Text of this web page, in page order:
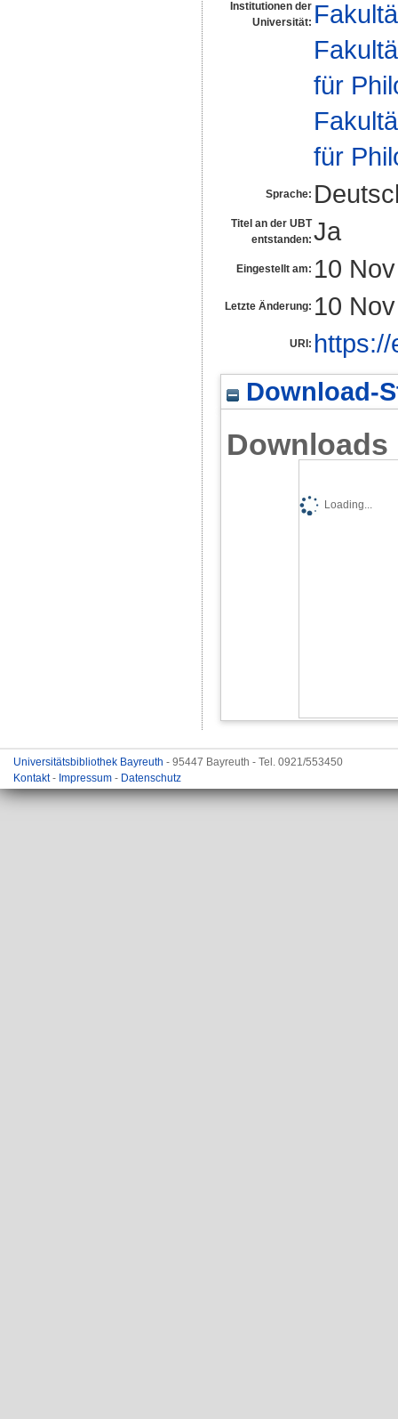
Institutionen der
Universität:
für
für
Sprache:
Titel an der UBT
entstanden: Ja
Eingestellt am: 10
Letzte Änderung: 10
URI:
Download-
Downloads
Loading...
Universitätsbibliothek Bayreuth - 95447 Bayreuth - Tel. 0921/553450
Kontakt- Impressum - Datenschutz